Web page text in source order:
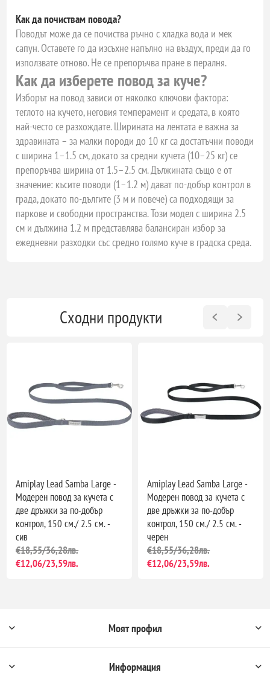
Как да почиствам повода?
Поводът може да се почиства ръчно с хладка вода и мек
сапун. Оставете го да изсъхне напълно на въздух, преди да го
използвате отново. Не се препоръчва пране в пералня.
Как да изберете повод за куче?
Изборът на повод зависи от няколко ключови фактора:
теглото на кучето, неговия темперамент и средата, в която
най-често се разхождате. Ширината на лентата е важна за
здравината – за малки породи до 10 кг са достатъчни поводи
с ширина 1–1.5 см, докато за средни кучета (10–25 кг) се
препоръчва ширина от 1.5–2.5 см. Дължината също е от
значение: късите поводи (1–1.2 м) дават по-добър контрол в
града, докато по-дългите (3 м и повече) са подходящи за
паркове и свободни пространства. Този модел с ширина 2.5
см и дължина 1.2 м представлява балансиран избор за
ежедневни разходки със средно голямо куче в градска среда.
Сходни продукти
Amiplay Lead Samba Large -
Модерен повод за кучета с
две дръжки за по-добър
контрол, 150 см./ 2.5 см. -
сив
€18,55/36,28лв.
€12,06/23,59лв.
Amiplay Lead Samba Large -
Модерен повод за кучета с
две дръжки за по-добър
контрол, 150 см./ 2.5 см. -
черен
€18,55/36,28лв.
€12,06/23,59лв.
Моят профил
Информация